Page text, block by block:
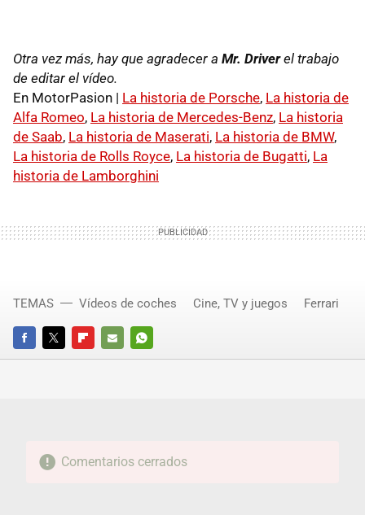
Otra vez más, hay que agradecer a Mr. Driverel trabajo
de editar el vídeo.
En MotorPasion | La historia de Porsche, La historia de
Alfa Romeo, La historia de Mercedes-Benz, La historia
de Saab, La historia de Maserati, La historia de BMW,
La historia de Rolls Royce, La historia de Bugatti, La
historia de Lamborghini
FACEBOOKTWITTERFLIPBOARD
E-
WHATSAPP
TEMAS Vídeos de coches Cine, TV y juegos Ferrari
Comentarios cerrados